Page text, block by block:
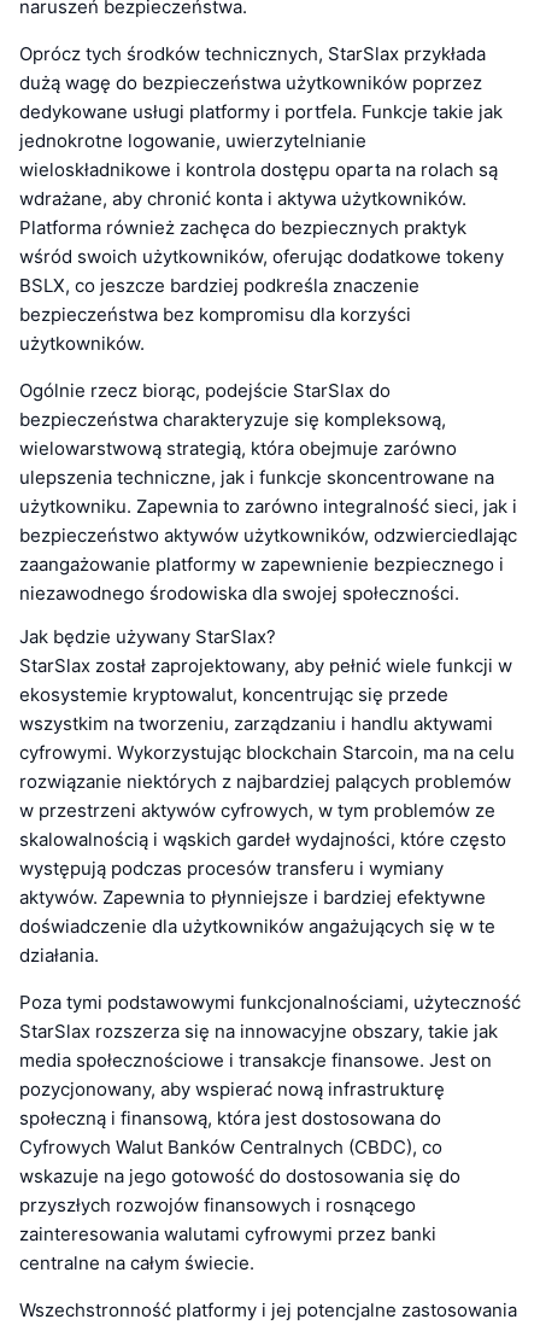
naruszeń bezpieczeństwa.
Oprócz tych środków technicznych, StarSlax przykłada
dużą wagę do bezpieczeństwa użytkowników poprzez
dedykowane usługi platformy i portfela. Funkcje takie jak
jednokrotne logowanie, uwierzytelnianie
wieloskładnikowe i kontrola dostępu oparta na rolach są
wdrażane, aby chronić konta i aktywa użytkowników.
Platforma również zachęca do bezpiecznych praktyk
wśród swoich użytkowników, oferując dodatkowe tokeny
BSLX, co jeszcze bardziej podkreśla znaczenie
bezpieczeństwa bez kompromisu dla korzyści
użytkowników.
Ogólnie rzecz biorąc, podejście StarSlax do
bezpieczeństwa charakteryzuje się kompleksową,
wielowarstwową strategią, która obejmuje zarówno
ulepszenia techniczne, jak i funkcje skoncentrowane na
użytkowniku. Zapewnia to zarówno integralność sieci, jak i
bezpieczeństwo aktywów użytkowników, odzwierciedlając
zaangażowanie platformy w zapewnienie bezpiecznego i
niezawodnego środowiska dla swojej społeczności.
Jak będzie używany StarSlax?
StarSlax został zaprojektowany, aby pełnić wiele funkcji w
ekosystemie kryptowalut, koncentrując się przede
wszystkim na tworzeniu, zarządzaniu i handlu aktywami
cyfrowymi. Wykorzystując blockchain Starcoin, ma na celu
rozwiązanie niektórych z najbardziej palących problemów
w przestrzeni aktywów cyfrowych, w tym problemów ze
skalowalnością i wąskich gardeł wydajności, które często
występują podczas procesów transferu i wymiany
aktywów. Zapewnia to płynniejsze i bardziej efektywne
doświadczenie dla użytkowników angażujących się w te
działania.
Poza tymi podstawowymi funkcjonalnościami, użyteczność
StarSlax rozszerza się na innowacyjne obszary, takie jak
media społecznościowe i transakcje finansowe. Jest on
pozycjonowany, aby wspierać nową infrastrukturę
społeczną i finansową, która jest dostosowana do
Cyfrowych Walut Banków Centralnych (CBDC), co
wskazuje na jego gotowość do dostosowania się do
przyszłych rozwojów finansowych i rosnącego
zainteresowania walutami cyfrowymi przez banki
centralne na całym świecie.
Wszechstronność platformy i jej potencjalne zastosowania